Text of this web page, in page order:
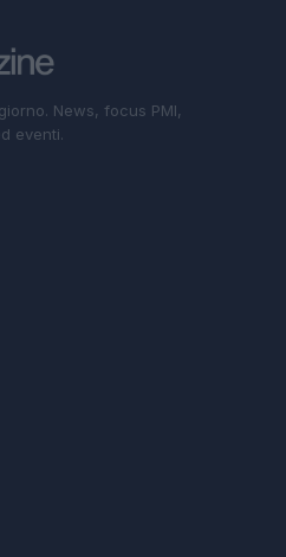
News, focus PMI,
eventi.